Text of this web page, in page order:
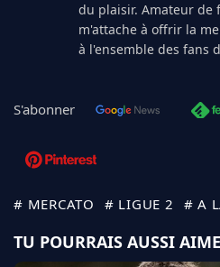
du plaisir. Amateur de
m'attache à offrir la
à l'ensemble des fans
S'abonner
# MERCATO # LIGUE 2 # A
TU POURRAIS AUSSI